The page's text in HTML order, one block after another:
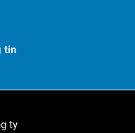
tin
ty